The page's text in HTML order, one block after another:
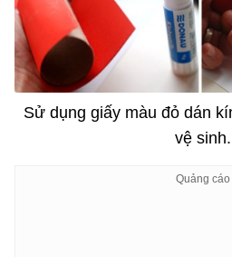
Sử dụng giấy màu đỏ dán
vệ sinh.